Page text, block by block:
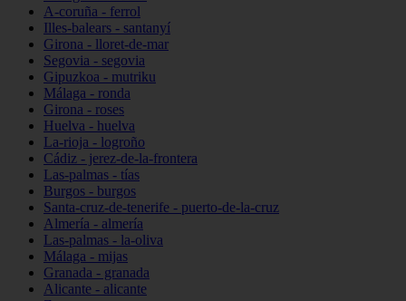
A-coruña - ferrol
Illes-balears - santanyí
Girona - lloret-de-mar
Segovia - segovia
Gipuzkoa - mutriku
Málaga - ronda
Girona - roses
Huelva - huelva
La-rioja - logroño
Cádiz - jerez-de-la-frontera
Las-palmas - tías
Burgos - burgos
Santa-cruz-de-tenerife - puerto-de-la-cruz
Almería - almería
Las-palmas - la-oliva
Málaga - mijas
Granada - granada
Alicante - alicante